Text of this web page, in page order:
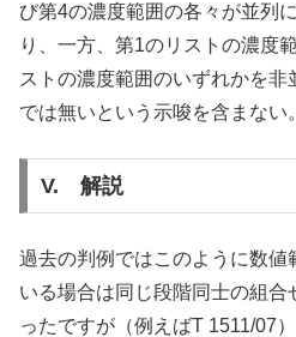
び第4の濃度範囲の各々が並列
り、一方、第1のリストの濃度
ストの濃度範囲のいずれかを非
では無いという示唆を含まない。
V. 解説
過去の判例ではこのように数値
いる場合は同じ段階同士の組
ったですが（例えばT 1511/07